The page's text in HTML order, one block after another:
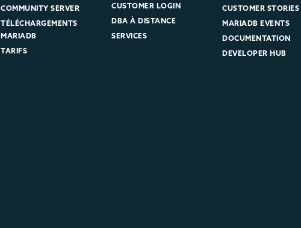
COMMUNITY SERVER
TÉLÉCHARGEMENTS
MARIADB
TARIFS
CUSTOMER LOGIN
DBA À DISTANCE
SERVICES
CUSTOMER STORIES
MARIADB EVENTS
DOCUMENTATION
DEVELOPER HUB